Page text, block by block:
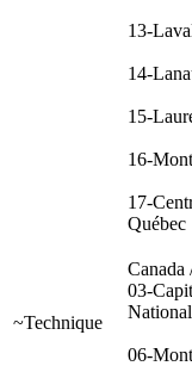
13-
14-
15-
16-
17-
Québec
~Technique
Canada
03-
06-